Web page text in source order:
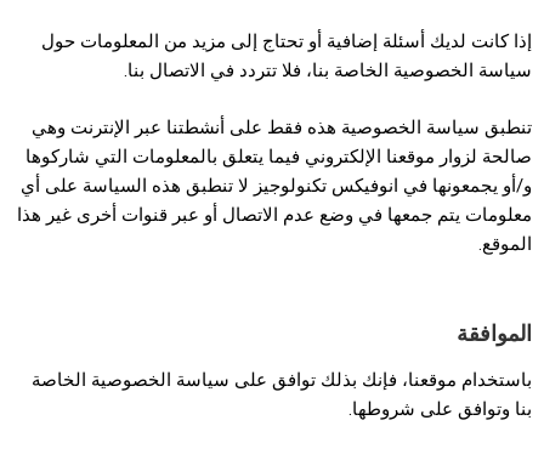
إذا كانت لديك أسئلة إضافية أو تحتاج إلى مزيد من المعلومات حول
سياسة الخصوصية الخاصة بنا، فلا تتردد في الاتصال بنا.
تنطبق سياسة الخصوصية هذه فقط على أنشطتنا عبر الإنترنت وهي
صالحة لزوار موقعنا الإلكتروني فيما يتعلق بالمعلومات التي شاركوها
و/أو يجمعونها في انوفيكس تكنولوجيز لا تنطبق هذه السياسة على أي
معلومات يتم جمعها في وضع عدم الاتصال أو عبر قنوات أخرى غير هذا
الموقع.
الموافقة
باستخدام موقعنا، فإنك بذلك توافق على سياسة الخصوصية الخاصة
بنا وتوافق على شروطها.